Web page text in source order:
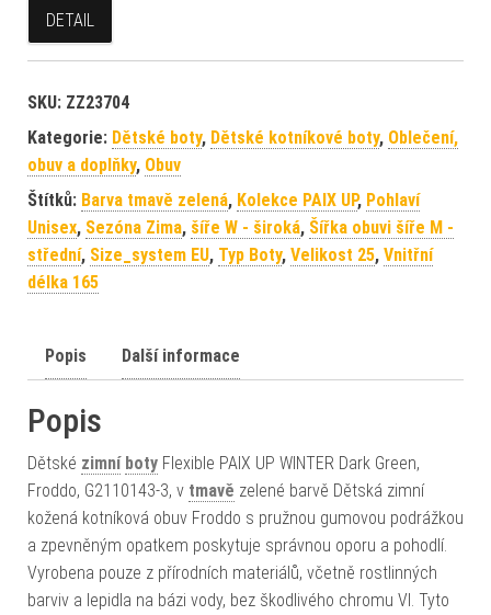
DETAIL
SKU: ZZ23704
Kategorie: Dětské boty, Dětské kotníkové boty, Oblečení,
obuv a doplňky, Obuv
Štítků: Barva tmavě zelená, Kolekce PAIX UP, Pohlaví
Unisex, Sezóna Zima, šíře W - široká, Šířka obuvi šíře M -
střední, Size_system EU, Typ Boty, Velikost 25, Vnitřní
délka 165
Popis Další informace
Popis
Dětské zimní boty Flexible PAIX UP WINTER Dark Green,
Froddo, G2110143-3, v tmavě zelené barvě Dětská zimní
kožená kotníková obuv Froddo s pružnou gumovou podrážkou
a zpevněným opatkem poskytuje správnou oporu a pohodlí.
Vyrobena pouze z přírodních materiálů, včetně rostlinných
barviv a lepidla na bázi vody, bez škodlivého chromu VI. Tyto